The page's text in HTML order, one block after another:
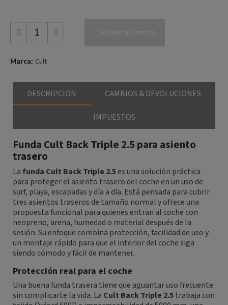
Marca Cult
DESCRIPCIÓN CAMBIOS & DEVOLUCIONES
IMPUESTOS
Funda Cult Back Triple 2.5 para asiento
trasero
La funda Cult Back Triple 2.5es una solución práctica
para proteger el asiento trasero del coche en un uso de
surf, playa, escapadas y día a día. Está pensada para cubrir
tres asientos traseros de tamaño normal y ofrece una
propuesta funcional para quienes entran al coche con
neopreno, arena, humedad o material después de la
sesión. Su enfoque combina protección, facilidad de uso y
un montaje rápido para que el interior del coche siga
siendo cómodo y fácil de mantener.
Protección real para el coche
Una buena funda trasera tiene que aguantar uso frecuente
sin complicarte la vida. La Cult Back Triple 2.5trabaja con